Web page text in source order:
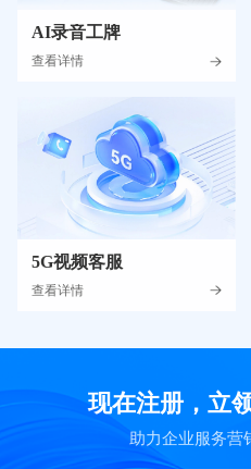
AI录音工牌
查看详情
5G视频客服
查看详情
现在注册，立
助力企业服务营